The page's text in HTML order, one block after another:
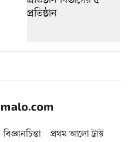
বিজ্ঞানচিন্তা
প্রথম আলো ট্রাস্ট